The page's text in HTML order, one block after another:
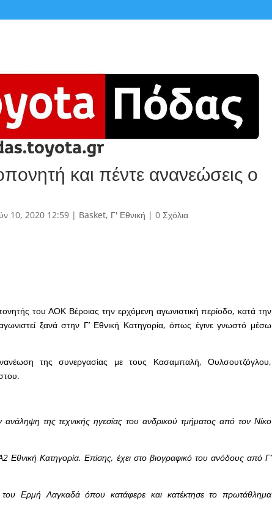
και πέντε ανανεώσεις ο
10, 2020 12:59| Basket, Γ' Εθνική | 0 Σχόλια
του ΑΟΚ Βέροιας την ερχόμενη αγωνιστική περίοδο, κατά την
ξανά στην Γ’ Εθνική Κατηγορία, όπως έγινε γνωστό μέσω
της συνεργασίας με τους Κασαμπαλή, Ουλσουτζόγλου,
της τεχνικής ηγεσίας του ανδρικού τμήματος από τον Νίκο
Εθνική Κατηγορία. Επίσης, έχει στο βιογραφικό του ανόδους από Γ’
Ερμή Λαγκαδά όπου κατάφερε και κατέκτησε το πρωτάθλημα